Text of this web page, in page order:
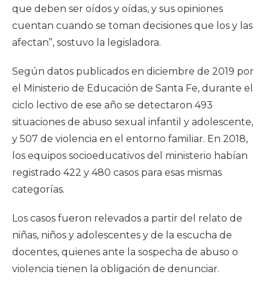
que deben ser oídos y oídas, y sus opiniones
cuentan cuando se toman decisiones que los y las
afectan”, sostuvo la legisladora.
Según datos publicados en diciembre de 2019 por
el Ministerio de Educación de Santa Fe, durante el
ciclo lectivo de ese año se detectaron 493
situaciones de abuso sexual infantil y adolescente,
y 507 de violencia en el entorno familiar. En 2018,
los equipos socioeducativos del ministerio habían
registrado 422 y 480 casos para esas mismas
categorías.
Los casos fueron relevados a partir del relato de
niñas, niños y adolescentes y de la escucha de
docentes, quienes ante la sospecha de abuso o
violencia tienen la obligación de denunciar.